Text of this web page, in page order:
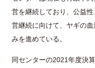
営を継続しており、公益
営継続に向けて、ヤギの
みを進めている。
同センターの2021年度決